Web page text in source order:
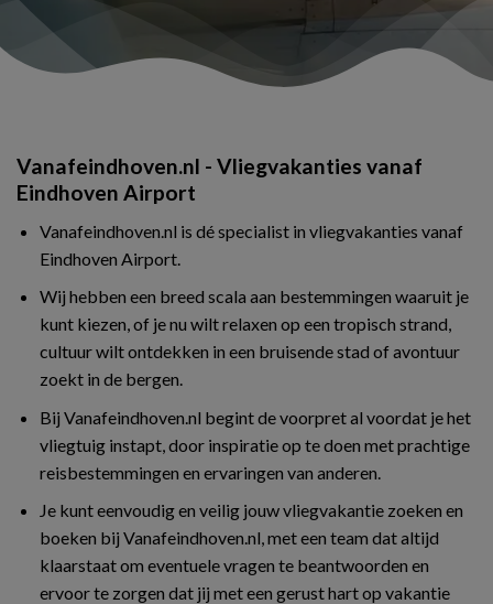
Vanafeindhoven.nl - Vliegvakanties vanaf
Eindhoven Airport
Vanafeindhoven.nl is dé specialist in vliegvakanties vanaf
Eindhoven Airport.
Wij hebben een breed scala aan bestemmingen waaruit je
kunt kiezen, of je nu wilt relaxen op een tropisch strand,
cultuur wilt ontdekken in een bruisende stad of avontuur
zoekt in de bergen.
Bij Vanafeindhoven.nl begint de voorpret al voordat je het
vliegtuig instapt, door inspiratie op te doen met prachtige
reisbestemmingen en ervaringen van anderen.
Je kunt eenvoudig en veilig jouw vliegvakantie zoeken en
boeken bij Vanafeindhoven.nl, met een team dat altijd
klaarstaat om eventuele vragen te beantwoorden en
ervoor te zorgen dat jij met een gerust hart op vakantie